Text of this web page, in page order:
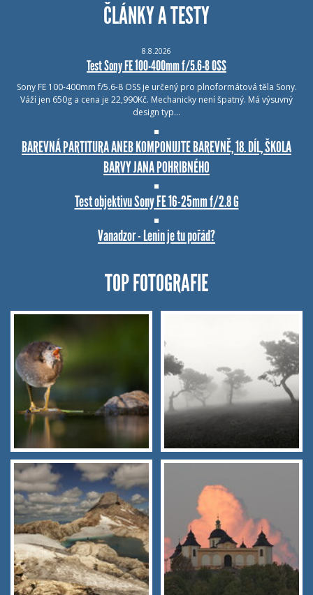
ČLÁNKY A TESTY
8.8.2026
Test Sony FE 100-400mm f/5.6-8 OSS
Sony FE 100-400mm f/5.6-8 OSS je určený pro plnoformátová těla Sony.
Váží jen 650g a cena je 22,990Kč. Mechanicky není špatný. Má výsuvný
design typ…
BAREVNÁ PARTITURA ANEB KOMPONUJTE BAREVNĚ, 18. DÍL, ŠKOLA
BARVY JANA POHRIBNÉHO
Test objektivu Sony FE 16-25mm f/2.8 G
Vanadzor - Lenin je tu pořád?
TOP FOTOGRAFIE